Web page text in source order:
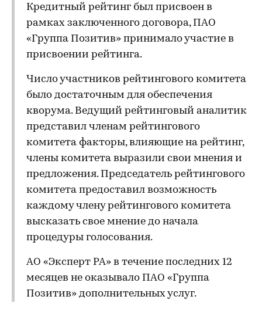
Кредитный рейтинг был присвоен в
рамках заключенного договора, ПАО
«Группа Позитив» принимало участие в
присвоении рейтинга.
Число участников рейтингового комитета
было достаточным для обеспечения
кворума. Ведущий рейтинговый аналитик
представил членам рейтингового
комитета факторы, влияющие на рейтинг,
члены комитета выразили свои мнения и
предложения. Председатель рейтингового
комитета предоставил возможность
каждому члену рейтингового комитета
высказать свое мнение до начала
процедуры голосования.
АО «Эксперт РА» в течение последних 12
месяцев не оказывало ПАО «Группа
Позитив» дополнительных услуг.